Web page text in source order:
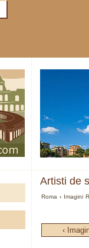
Artisti de
Roma › Imagini
‹